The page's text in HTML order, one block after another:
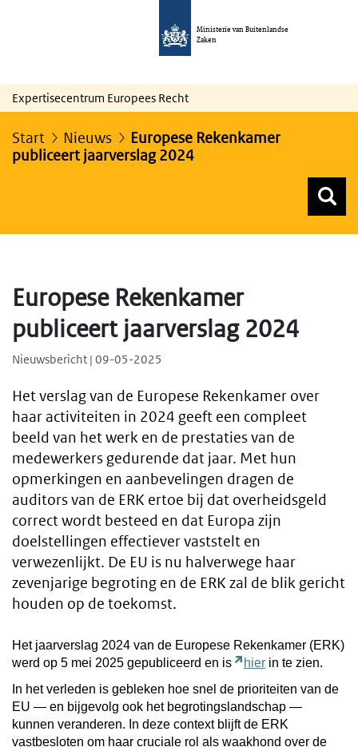
Ministerie van Buitenlandse
Zaken
Expertisecentrum Europees Recht
Start Nieuws
Europese Rekenkamer
publiceert jaarverslag 2024
Europese Rekenkamer
publiceert jaarverslag 2024
Nieuwsbericht | 09-05-2025
Het verslag van de Europese Rekenkamer over
haar activiteiten in 2024 geeft een compleet
beeld van het werk en de prestaties van de
medewerkers gedurende dat jaar. Met hun
opmerkingen en aanbevelingen dragen de
auditors van de ERK ertoe bij dat overheidsgeld
correct wordt besteed en dat Europa zijn
doelstellingen effectiever vaststelt en
verwezenlijkt. De EU is nu halverwege haar
zevenjarige begroting en de ERK zal de blik gericht
houden op de toekomst.
Het jaarverslag 2024 van de Europese Rekenkamer (ERK)
werd op 5 mei 2025 gepubliceerd en is
hier in te zien.
In het verleden is gebleken hoe snel de prioriteiten van de
EU — en bijgevolg ook het begrotingslandschap —
kunnen veranderen. In deze context blijft de ERK
vastbesloten om haar cruciale rol als waakhond over de